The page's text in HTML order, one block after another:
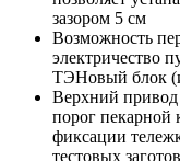
зазором 5 см
Возможность
электричество
ТЭНовый блок
Верхний привод
порог пекарной
фиксации
тестовых